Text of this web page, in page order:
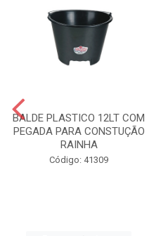
BALDE PLASTICO 12LT COM
PEGADA PARA CONSTUÇÃO
RAINHA
Código: 41309